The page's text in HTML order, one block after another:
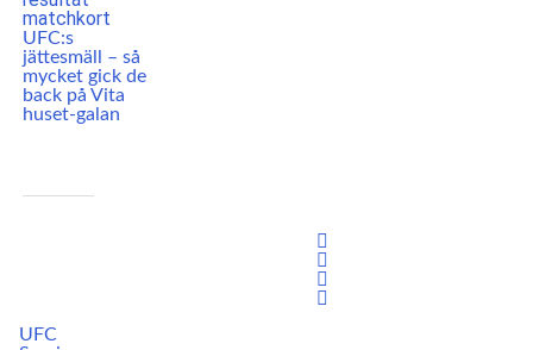
UFC:s
jättesmäll – så
mycket gick de
back på Vita
huset-galan
UFC